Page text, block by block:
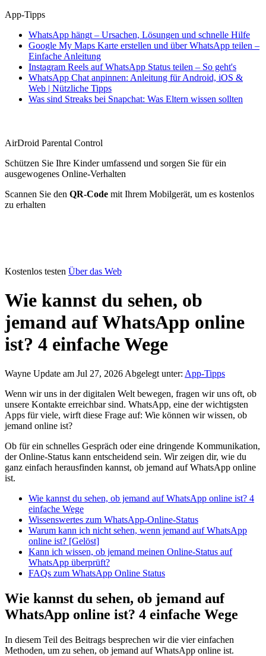
App-Tipps
WhatsApp hängt – Ursachen, Lösungen und schnelle Hilfe
Google My Maps Karte erstellen und über WhatsApp teilen –
Einfache Anleitung
Instagram Reels auf WhatsApp Status teilen – So geht's
WhatsApp Chat anpinnen: Anleitung für Android, iOS &
Web | Nützliche Tipps
Was sind Streaks bei Snapchat: Was Eltern wissen sollten
AirDroid Parental Control
Schützen Sie Ihre Kinder umfassend und sorgen Sie für ein
ausgewogenes Online-Verhalten
Scannen Sie den QR-Code mit Ihrem Mobilgerät, um es kostenlos
zu erhalten
Kostenlos testen Über das Web
Wie kannst du sehen, ob
jemand auf WhatsApp online
ist? 4 einfache Wege
Wayne Update am Jul 27, 2026 Abgelegt unter: App-Tipps
Wenn wir uns in der digitalen Welt bewegen, fragen wir uns oft, ob
unsere Kontakte erreichbar sind. WhatsApp, eine der wichtigsten
Apps für viele, wirft diese Frage auf: Wie können wir wissen, ob
jemand online ist?
Ob für ein schnelles Gespräch oder eine dringende Kommunikation,
der Online-Status kann entscheidend sein. Wir zeigen dir, wie du
ganz einfach herausfinden kannst, ob jemand auf WhatsApp online
ist.
Wie kannst du sehen, ob jemand auf WhatsApp online ist? 4
einfache Wege
Wissenswertes zum WhatsApp-Online-Status
Warum kann ich nicht sehen, wenn jemand auf WhatsApp
online ist? [Gelöst]
Kann ich wissen, ob jemand meinen Online-Status auf
WhatsApp überprüft?
FAQs zum WhatsApp Online Status
Wie kannst du sehen, ob jemand auf
WhatsApp online ist? 4 einfache Wege
In diesem Teil des Beitrags besprechen wir die vier einfachen
Methoden, um zu sehen, ob jemand auf WhatsApp online ist.